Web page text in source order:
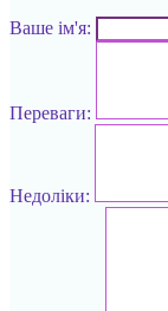
Ваше ім'я:
Переваги:
Недоліки: